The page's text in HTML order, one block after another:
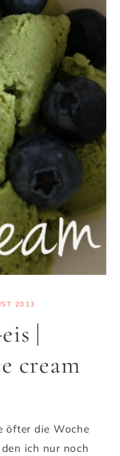
2013
|
cream
öfter die Woche
ich nur noch